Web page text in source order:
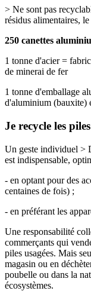
> Ne sont pas
résidus alimentaires,
250 canettes
1 tonne d'acier =
de minerai de fer
1 tonne d'emballage
d'aluminium (bauxite)
Je recycle les piles
Un geste individuel >
est indispensable,
- en optant pour des
centaines de fois) ;
- en préférant les
Une responsabilité
commerçants qui
piles usagées. Mais
magasin ou en
poubelle ou dans la
écosystèmes.